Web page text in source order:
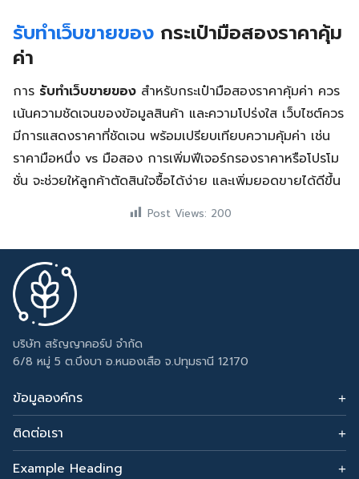
รับทำเว็บขายของ กระเป๋ามือสองราคาคุ้ม
ค่า
การ รับทำเว็บขายของ สำหรับกระเป๋ามือสองราคาคุ้มค่า ควร
เน้นความชัดเจนของข้อมูลสินค้า และความโปร่งใส เว็บไซต์ควร
มีการแสดงราคาที่ชัดเจน พร้อมเปรียบเทียบความคุ้มค่า เช่น
ราคามือหนึ่ง vs มือสอง การเพิ่มฟีเจอร์กรองราคาหรือโปรโม
ชั่น จะช่วยให้ลูกค้าตัดสินใจซื้อได้ง่าย และเพิ่มยอดขายได้ดีขึ้น
Post Views: 200
บริษัท สรัญญาคอร์ป จำกัด
6/8 หมู่ 5 ต.บึงบา อ.หนองเสือ จ.ปทุมธานี 12170
ข้อมูลองค์กร
ติดต่อเรา
อีเมล: sarunyacrop@gmail.com
โทรศัพท์:0915265156
Example Heading